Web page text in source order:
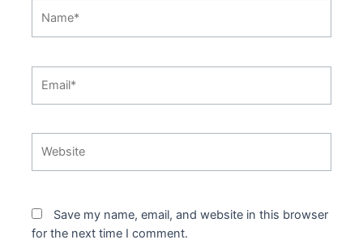
Save my name, email, and website in this browser
for the next time I comment.